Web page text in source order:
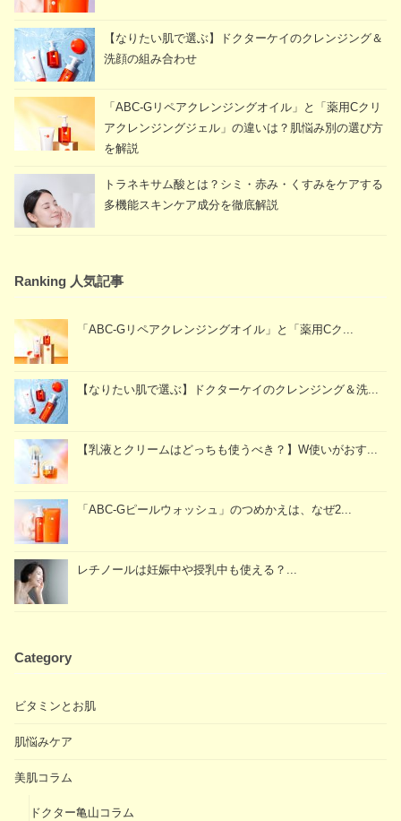
【なりたい肌で選ぶ】ドクターケイのクレンジング＆
洗顔の組み合わせ
「ABC-Gリペアクレンジングオイル」と「薬用Cクリ
アクレンジングジェル」の違いは？肌悩み別の選び方
を解説
トラネキサム酸とは？シミ・赤み・くすみをケアする
多機能スキンケア成分を徹底解説
Ranking 人気記事
「ABC-Gリペアクレンジングオイル」と「薬用Cク...
【なりたい肌で選ぶ】ドクターケイのクレンジング＆洗...
【乳液とクリームはどっちも使うべき？】W使いがおす...
「ABC-Gピールウォッシュ」のつめかえは、なぜ2...
レチノールは妊娠中や授乳中も使える？...
Category
ビタミンとお肌
肌悩みケア
美肌コラム
ドクター亀山コラム